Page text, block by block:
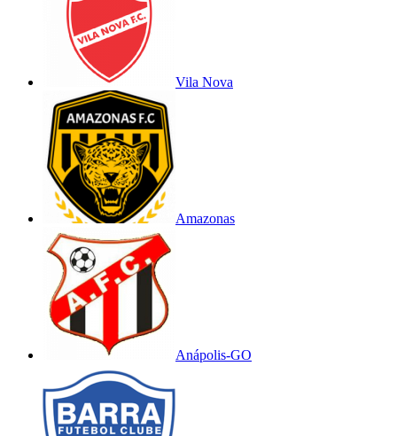
Vila Nova
Amazonas
Anápolis-GO